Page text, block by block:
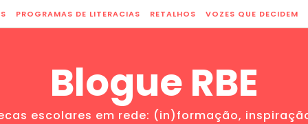
PROGRAMAS DE LITERACIAS RETALHOS VOZES QUE DECIDEM
Blogue RBE
escolares em rede: (in)formação,